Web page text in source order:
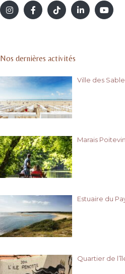
Nos dernières activités
Ville des
Marais Poitevin
Estuaire du
Quartier de